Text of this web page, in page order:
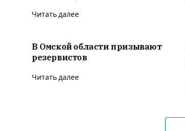
Читать далее
В Омской области призывают
резервистов
Читать далее